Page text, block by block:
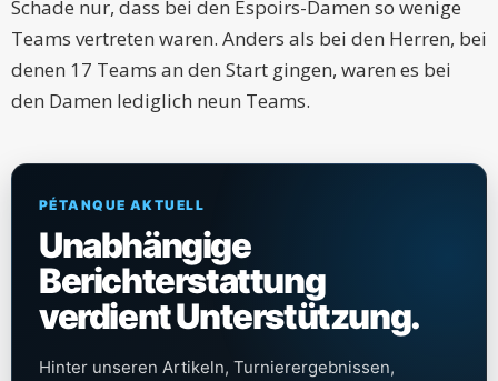
Schade nur, dass bei den Espoirs-Damen so wenige
Teams vertreten waren. Anders als bei den Herren, bei
denen 17 Teams an den Start gingen, waren es bei
den Damen lediglich neun Teams.
PÉTANQUE AKTUELL
Unabhängige
Berichterstattung
verdient Unterstützung.
Hinter unseren Artikeln, Turnierergebnissen,